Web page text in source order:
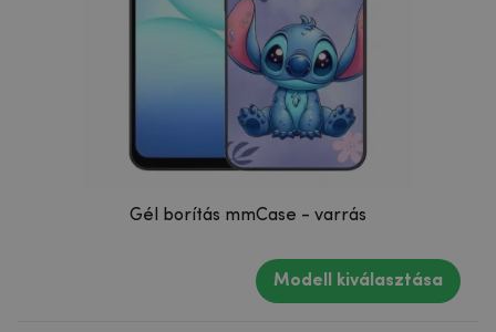
Gél borítás mmCase - varrás
Modell kiválasztása